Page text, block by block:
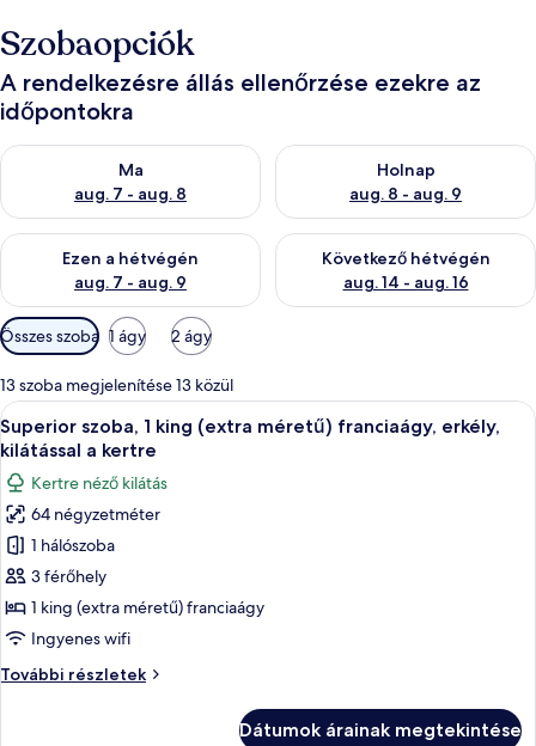
Szobaopciók
A rendelkezésre állás ellenőrzése ezekre az
időpontokra
Ma
aug. 7 - aug. 8
A ma esti rendelkezésre állás ellenőrzése: aug. 7 - aug. 8
Holnap
aug. 8 - aug. 9
A holnapi rendelkezésre állás
Ezen a hétvégén
aug. 7 - aug. 9
A mostani hétvégi rendelkezésre állás ellenőrzése: aug. 7 -
Következő hétvégén
aug. 14 - aug. 16
A következő hétvégi
Szobákhoz
rendelkezésre
álló
szűrők
Összes szoba 1 ágy 2 ágy
13 szoba megjelenítése 13 közül
A
következő
szoba
összes
képének
megtekintése:
Superior
szoba,
1
(extra
Egy modern szállodaszoba,
10
Superior szoba, 1 king (extra méretű) franciaágy, erkély,
kilátással a kertre
Kertre néző kilátás
64 négyzetméter
1 hálószoba
3 férőhely
1 king (extra méretű) franciaágy
Ingyenes wifi
További részletek
Superior
Dátumok árainak megtekintése